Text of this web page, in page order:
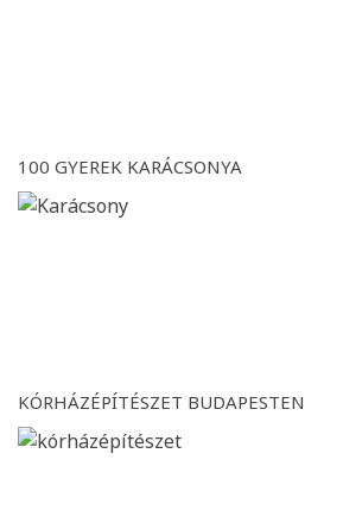
100 GYEREK KARÁCSONYA
KÓRHÁZÉPÍTÉSZET BUDAPESTEN